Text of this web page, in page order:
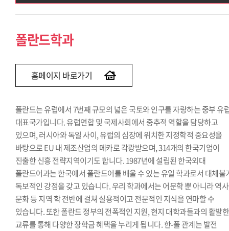
폴란드학과
세르비아·크로아티아학과
그리스·불가리아학과
아프리카학부
우크라이나학과
한국학과
폴란드학과
홈페이지 바로가기
폴란드는 유럽에서 7번째 규모의 넓은 국토와 인구를 자랑하는 중부 유
대표국가입니다. 유럽연합 및 국제사회에서 중추적 역할을 담당하고
있으며, 러시아와 독일 사이, 유럽의 심장에 위치한 지정학적 중요성을
바탕으로 EU 내 제조산업의 메카로 각광받으며, 314개의 한국기업이
진출한 신흥 전략지역이기도 합니다. 1987년에 설립된 한국외대
폴란드어과는 한국에서 폴란드어를 배울 수 있는 유일 학과로서 대체불
독보적인 강점을 갖고 있습니다. 우리 학과에서는 어문학 뿐 아니라 역
문화 등 지역 학 전반에 걸쳐 실용적이고 전문적인 지식을 연마할 수
있습니다. 또한 폴란드 정부의 전폭적인 지원, 현지 대학과들과의 활발한
교류를 통해 다양한 장학금 혜택을 누리게 됩니다. 한-폴 관계는 발전